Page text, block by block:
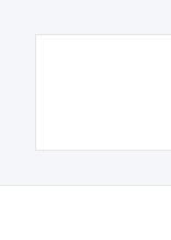
artigos